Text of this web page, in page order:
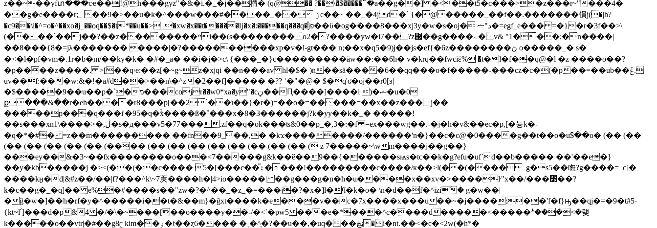
z��~��yfտ���cҽ��!@h���gyz"�&�i.�_�j��䅢� (q@�� ?��\�$�����՟�a��g��] �<��t5�c���>�z���r~"���4�
��g�e����r;_ ��9�>��u�k�^���w���#����_�� ۯc��~ ��_�4jd�` {�@�����_��f��.�������傊j(�|h?
�c9��\i�^=o�^��xo�j_��oq��$�t*��u��>_�xw�x��t�����ǉ�x�:�����q���q�֯jפ��ϋ�og����8���xj3y�w�s�oj� د"ޟ�=egf_e��� =�}�r�3f��>\
(�� ��`��j��?��z��������ײi��(s��������o2�?����yw�i7��?z޷��g����ے�v& "1���;�n����|
��8���{8�=jλ������� ����|�?����������xp�v�l-gt��� n;��x�q5�9)j��js�ef{�6z��������ڽ o�����_� s�
�<�l�pf�vm�.1r�b�m/��ky�k� �#�_a� �� i�j�>c\ {���_�}c���������ǟw��:��6h� v�krq��fwciέ% �t�l�f��q@�l �z ����o��?
�p����z����. >[��qۥe:��z[�~g~z�xjqi ��n���aѵ hl�$� )n��sӓ����6��qq���o�f�����-���cz�c�(�p��=��ub��ݞ.
uv��f:���w:&�!�a#d��>��n\�^z�2��f]����� �?? ʿ�"�@� $�q'ʛ�oj��r0[ɜ|
�$�����9��u��p�`�מ���cojr��w0*xa�y"�cڹ��Ԥ����]����i )�ޝ�u�0
ք���&��r�eh����r8���p[��2`��ו��}�r�)=��o�=�����=��x��z���j��|
�����p���q���i'�95�q�ۙx����ß�˚���x�8�3������j?k�yy��k�_� �����!
��s���xn1\����>�,ڷ�s�д���v5�77���.zf��q�ok���ʦ&0��p_�,3�:�f =ex���wg��.-�j�h�v&��ec�p,[�늉k�-
�q�*�#� =z��m��������� ��fn��9_��,� �kϫ��������/������'n�}��c�c@�0����g��t��o�u߫$��o� (�� (��
(�� (�� (�� (�� (�� (���� (�� (�� (�� (�� (�� (�� (�� (�� ( ƶ 7�����~\wm����j��g��}
���ey��&�3~��ƭx��������o���<7�����g&k��ӗ��9��{������sѩs�tc��k�g?efu�uf`d��b����� ��'��e�}
��y�kb�����j �><(��(��c���� 5�[���c��ͫۿ����!���������c����/к��>l(��(���� _g�s5��㗫?g����=_c]�
����kӈ�d|&#z��/��|f?���^k\~7菮����h�|4>io�����| ��g���g�n�h�u����x��xv�>����ŀ"x��/���׹��?
k�c��g�_�q]�� e%�#����s��"zw�?�^��_�z_�=���j�?�x�]l�ϥ�k�o� \n�d��f�^izi۫� g�w��|
�ğ�w�]��h�rf�y�^�����i��t�&��m}�ǧxt����k�e���v��c�7x����x���u��~�j����:��'f�f}ԣ��qj�=�9�t#5-
{kt~l՛]���d�p&4�/�\�~���[��o����y��-/�<`�pw5���e�*���^c����d�����<�����ܑ���<�럦
k�����o��vtr|�#��g8ʗ kim��ۏ�f��ȥ6���� �˱�^֧�?��u��,�uq���ڼڿ�i�nt.��<�c�<2w(�h*�